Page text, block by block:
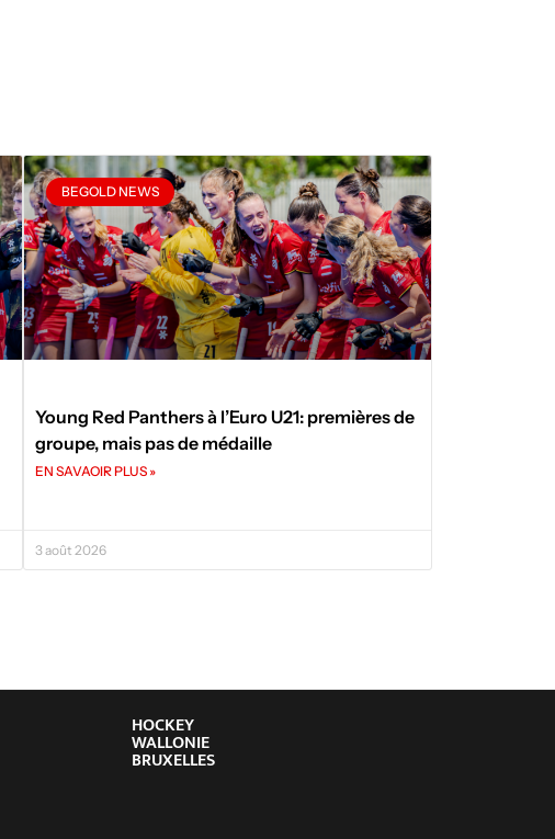
BEGOLD NEWS
Young Red Panthers à l’Euro U21: premières de
groupe, mais pas de médaille
EN SAVAOIR PLUS »
3 août 2026
HOCKEY
WALLONIE
BRUXELLES